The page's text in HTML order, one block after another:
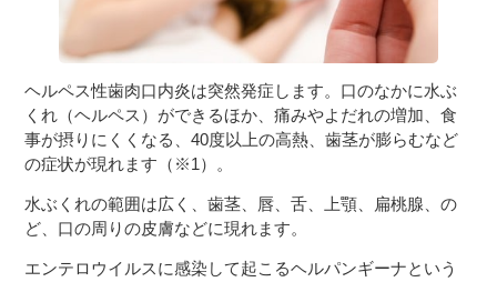
ヘルペス性歯肉口内炎は突然発症します。口のなかに水ぶ
くれ（ヘルペス）ができるほか、痛みやよだれの増加、食
事が摂りにくくなる、40度以上の高熱、歯茎が膨らむなど
の症状が現れます（※1）。
水ぶくれの範囲は広く、歯茎、唇、舌、上顎、扁桃腺、の
ど、口の周りの皮膚などに現れます。
エンテロウイルスに感染して起こるヘルパンギーナという